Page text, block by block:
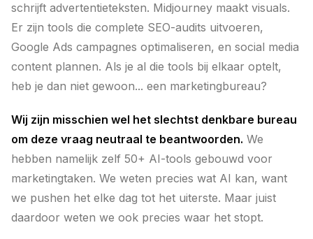
schrijft advertentieteksten. Midjourney maakt visuals.
Er zijn tools die complete SEO-audits uitvoeren,
Google Ads campagnes optimaliseren, en social media
content plannen. Als je al die tools bij elkaar optelt,
heb je dan niet gewoon... een marketingbureau?
Wij zijn misschien wel het slechtst denkbare bureau
om deze vraag neutraal te beantwoorden. We
hebben namelijk zelf 50+ AI-tools gebouwd voor
marketingtaken. We weten precies wat AI kan, want
we pushen het elke dag tot het uiterste. Maar juist
daardoor weten we ook precies waar het stopt.